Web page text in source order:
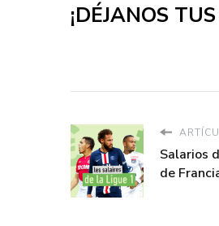
¡DÉJANOS
Salarios
de